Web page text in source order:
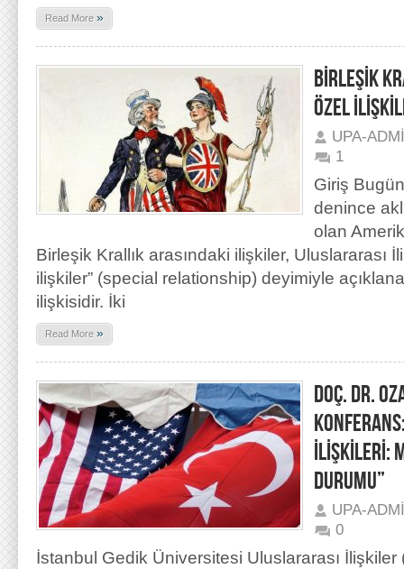
Read More »
BİRLEŞİK
ÖZEL
UPA-
1
Giriş
denince
olan
Birleşik Krallık arasındaki ilişkiler, Uluslararası
ilişkiler” (special relationship) deyimiyle
ilişkisidir. İki
Read More »
DOÇ. DR.
İLİŞKİLERİ:
DURUMU”
UPA-
0
İstanbul Gedik Üniversitesi Uluslararası